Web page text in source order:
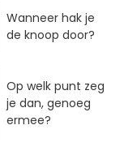
Wanneer hak je
de knoop door?
Op welk punt zeg
je dan, genoeg
ermee?